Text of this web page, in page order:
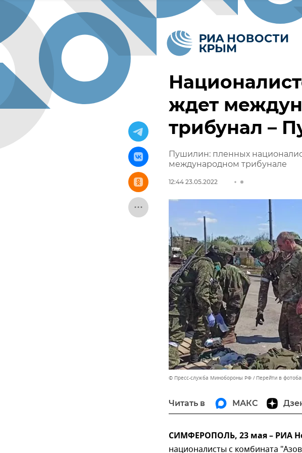
ждет
трибунал –
Пушилин: пленных
международном трибунале
12:44 23.05.2022
© Пресс-служба Минобороны РФ Перейти в
Читать в МАКС
СИМФЕРОПОЛЬ, 23 мая – РИА
националисты с комбината